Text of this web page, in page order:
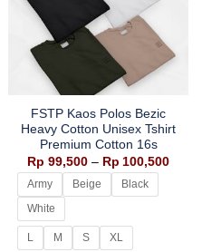
FSTP Kaos Polos Bezic
Heavy Cotton Unisex Tshirt
Premium Cotton 16s
Rp 99,500 – Rp 100,500
Army Beige
Black
White
L M S XL